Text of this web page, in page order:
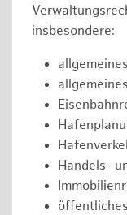
insbesondere:
Handels-